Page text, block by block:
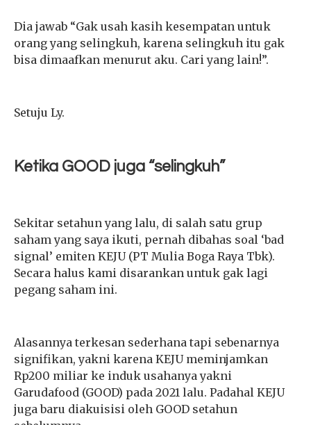
Dia jawab “Gak usah kasih kesempatan untuk
orang yang selingkuh, karena selingkuh itu gak
bisa dimaafkan menurut aku. Cari yang lain!”.
Setuju Ly.
Ketika GOOD juga “selingkuh”
Sekitar setahun yang lalu, di salah satu grup
saham yang saya ikuti, pernah dibahas soal ‘bad
signal’ emiten KEJU (PT Mulia Boga Raya Tbk).
Secara halus kami disarankan untuk gak lagi
pegang saham ini.
Alasannya terkesan sederhana tapi sebenarnya
signifikan, yakni karena KEJU meminjamkan
Rp200 miliar ke induk usahanya yakni
Garudafood (GOOD) pada 2021 lalu. Padahal KEJU
juga baru diakuisisi oleh GOOD setahun